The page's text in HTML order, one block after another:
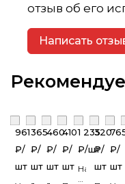
отзыв об его
Написать
961
₽/
шт
365
₽/
шт
460
₽/
шт
410
₽/
шт
1 235
₽/шт
Наружный
320
₽/
шт
₽/
шт